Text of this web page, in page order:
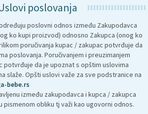
poslovanja
poslovni odnos između Zakupodavca
ko kupi proizvod) odnosno Zakupca (onog ko
poručivanja kupac / zakupac potvrđuje da
poslovanja. Poručivanjem i preuzimanjem
potvrđuje da je upoznat s opštim uslovima
slaže. Opšti uslovi važe za sve podstranice na
bebe.rs
između zakupodavca i kupca / zakupca
pismenom obliku tj važi kao ugovorni odnos.